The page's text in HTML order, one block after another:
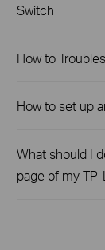
Switch
How to
How to set up
What should I
page of my